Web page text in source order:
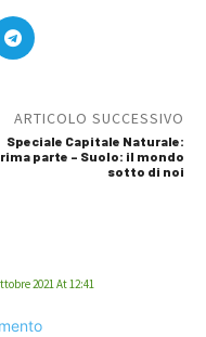
ARTICOLO SUCCESSIVO
Speciale Capitale Naturale:
parte – Suolo: il mondo
sotto di noi
2021 At 12:41